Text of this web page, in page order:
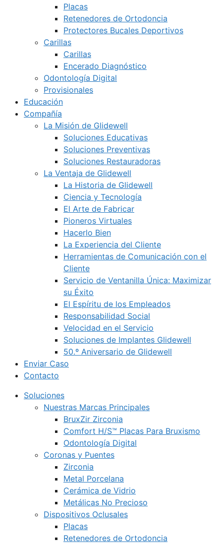
Placas
Retenedores de Ortodoncia
Protectores Bucales Deportivos
Carillas
Carillas
Encerado Diagnóstico
Odontología Digital
Provisionales
Educación
Compañía
La Misión de Glidewell
Soluciones Educativas
Soluciones Preventivas
Soluciones Restauradoras
La Ventaja de Glidewell
La Historia de Glidewell
Ciencia y Tecnología
El Arte de Fabricar
Pioneros Virtuales
Hacerlo Bien
La Experiencia del Cliente
Herramientas de Comunicación con el
Cliente
Servicio de Ventanilla Única: Maximizar
su Éxito
El Espíritu de los Empleados
Responsabilidad Social
Velocidad en el Servicio
Soluciones de Implantes Glidewell
50.º Aniversario de Glidewell
Enviar Caso
Contacto
Soluciones
Nuestras Marcas Principales
BruxZir Zirconia
Comfort H/S™ Placas Para Bruxismo
Odontología Digital
Coronas y Puentes
Zirconia
Metal Porcelana
Cerámica de Vidrio
Metálicas No Precioso
Dispositivos Oclusales
Placas
Retenedores de Ortodoncia